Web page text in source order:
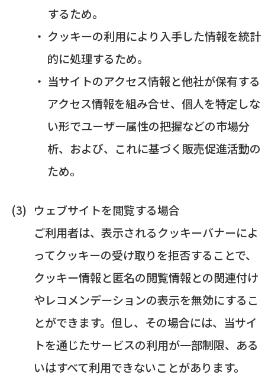
するため。
クッキーの利用により入手した情報を統計
的に処理するため。
当サイトのアクセス情報と他社が保有する
アクセス情報を組み合せ、個人を特定しな
い形でユーザー属性の把握などの市場分
析、および、これに基づく販売促進活動の
ため。
ウェブサイトを閲覧する場合
ご利用者は、表示されるクッキーバナーによ
ってクッキーの受け取りを拒否することで、
クッキー情報と匿名の閲覧情報との関連付け
やレコメンデーションの表示を無効にするこ
とができます。但し、その場合には、当サイ
トを通じたサービスの利用が一部制限、ある
いはすべて利用できないことがあります。